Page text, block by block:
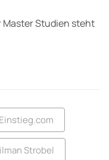
Master Studien steht
Einstieg.com
Strobel